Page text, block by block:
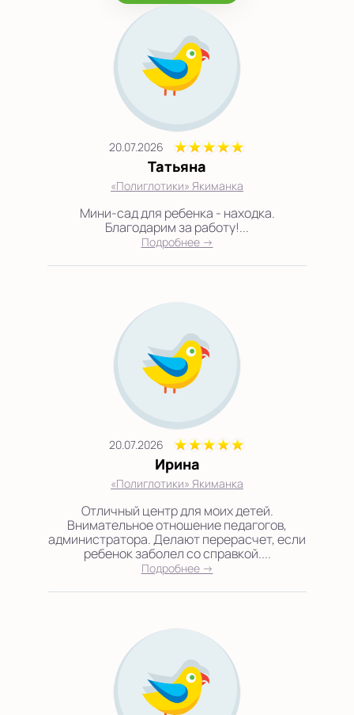
20.07.2026
Татьяна
«Полиглотики» Якиманка
Мини-сад для ребенка - находка.
Благодарим за работу!...
Подробнее →
20.07.2026
Ирина
«Полиглотики» Якиманка
Отличный центр для моих детей.
Внимательное отношение педагогов,
администратора. Делают перерасчет, если
ребенок заболел со справкой....
Подробнее →